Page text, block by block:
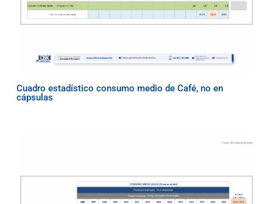
Cuadro estadístico consumo medio de Café, no en
cápsulas